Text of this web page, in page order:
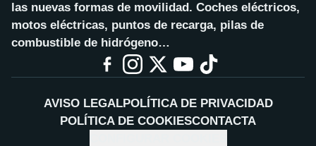
las nuevas formas de movilidad. Coches eléctricos,
motos eléctricas, puntos de recarga, pilas de
combustible de hidrógeno…
AVISO LEGALPOLÍTICA DE PRIVACIDAD
POLÍTICA DE COOKIESCONTACTA